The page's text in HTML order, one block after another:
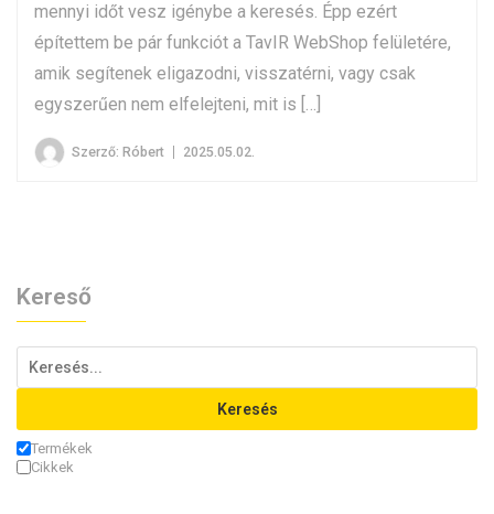
mennyi időt vesz igénybe a keresés. Épp ezért
építettem be pár funkciót a TavIR WebShop felületére,
amik segítenek eligazodni, visszatérni, vagy csak
egyszerűen nem elfelejteni, mit is […]
Szerző: Róbert 2025.05.02.
Kereső
Keresés
Termékek
Cikkek